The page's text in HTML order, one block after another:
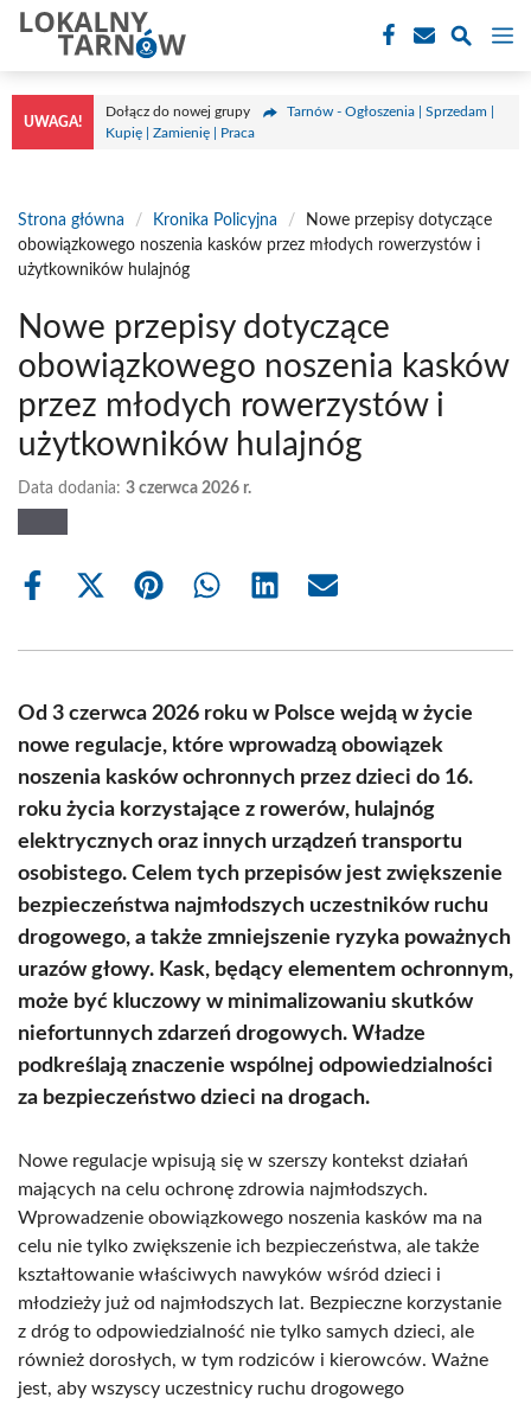
Przejdź
treści
UWAGA!
Dołącz do nowej grupy
Tarnów - Ogłoszenia | Sprzedam |
Kupię | Zamienię | Praca
Strona główna / Kronika Policyjna /
Nowe przepisy dotyczące
obowiązkowego noszenia kasków przez młodych rowerzystów i
użytkowników hulajnóg
Nowe przepisy dotyczące
obowiązkowego noszenia kasków
przez młodych rowerzystów i
użytkowników hulajnóg
Data dodania: 3 czerwca 2026 r.
Share
Share
(Twitter)
Share Share Share Share
Od 3 czerwca 2026 roku w Polsce wejdą w życie
nowe regulacje, które wprowadzą obowiązek
noszenia kasków ochronnych przez dzieci do 16.
roku życia korzystające z rowerów, hulajnóg
elektrycznych oraz innych urządzeń transportu
osobistego. Celem tych przepisów jest zwiększenie
bezpieczeństwa najmłodszych uczestników ruchu
drogowego, a także zmniejszenie ryzyka poważnych
urazów głowy. Kask, będący elementem ochronnym,
może być kluczowy w minimalizowaniu skutków
niefortunnych zdarzeń drogowych. Władze
podkreślają znaczenie wspólnej odpowiedzialności
za bezpieczeństwo dzieci na drogach.
Nowe regulacje wpisują się w szerszy kontekst działań
mających na celu ochronę zdrowia najmłodszych.
Wprowadzenie obowiązkowego noszenia kasków ma na
celu nie tylko zwiększenie ich bezpieczeństwa, ale także
kształtowanie właściwych nawyków wśród dzieci i
młodzieży już od najmłodszych lat. Bezpieczne korzystanie
z dróg to odpowiedzialność nie tylko samych dzieci, ale
również dorosłych, w tym rodziców i kierowców. Ważne
jest, aby wszyscy uczestnicy ruchu drogowego